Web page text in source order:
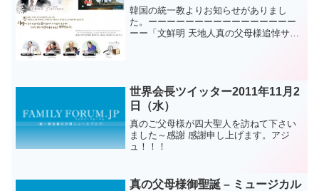
韓国の統一教よりお知らせがありまし
た。ーーーーーーーーーーーーーーーー
ーー「文鮮明 天地人真の父母様追悼サイ
世界会長ツイッター2011年11月2
日（水）
真のご父母様が四大聖人を訪ねて下さい
ました～感謝 感謝申し上げます。アジ
ュ！！！
真の父母様御聖誕 – ミュージカル